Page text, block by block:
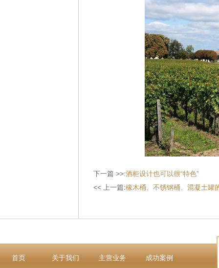
下一篇 >>:酒柜设计也可以很“特色”
<< 上一篇:橡木桶、不锈钢桶、混凝土罐
首页 关于我们 主营业务 成功案例